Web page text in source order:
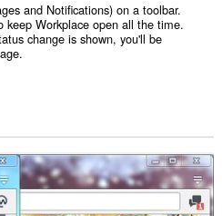
and Notifications) on a toolbar.
Workplace open all the time.
change is shown, you'll be